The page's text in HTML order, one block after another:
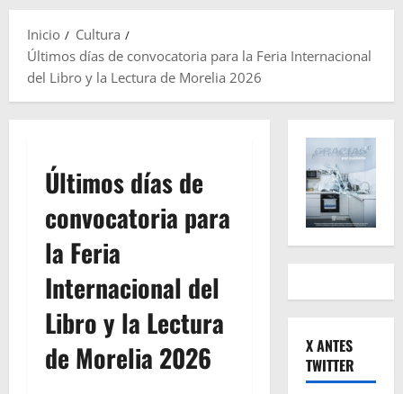
Inicio
Cultura
Últimos días de convocatoria para la Feria Internacional
del Libro y la Lectura de Morelia 2026
Últimos días de
convocatoria para
la Feria
Internacional del
Libro y la Lectura
de Morelia 2026
X ANTES
TWITTER